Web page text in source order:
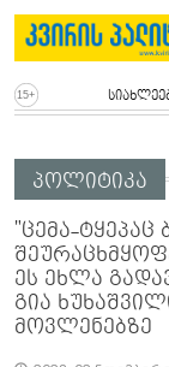
პოლიტიკა
"ცემა-ტყეპაც
ეს ეხლა
გია
მოვლენებზე